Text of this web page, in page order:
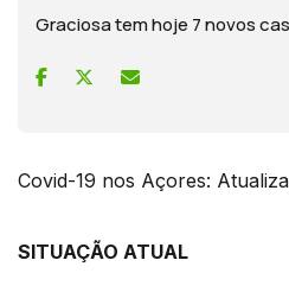
Graciosa tem hoje 7 novos
Covid-19 nos Açores:
SITUAÇÃO ATUAL